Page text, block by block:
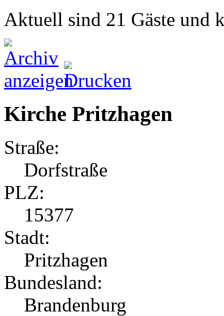
Aktuell sind 21 Gäste und
Kirche Pritzhagen
Straße:
Dorfstraße
PLZ:
15377
Stadt:
Pritzhagen
Bundesland:
Brandenburg